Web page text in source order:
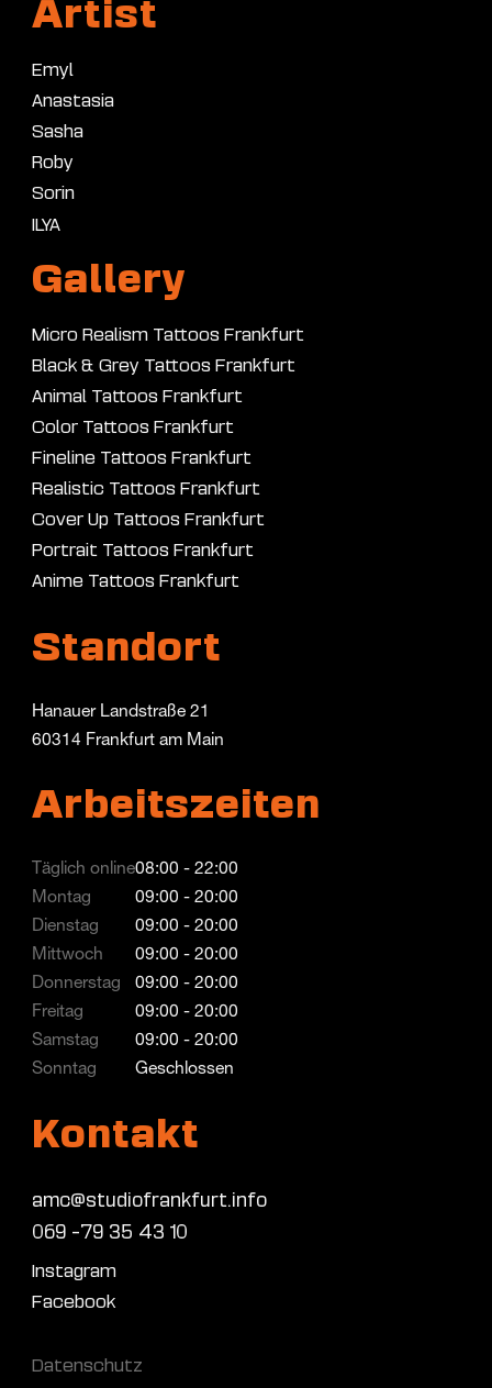
Artist
Emyl
Anastasia
Sasha
Roby
Sorin
ILYA
Gallery
Micro Realism Tattoos Frankfurt
Black & Grey Tattoos Frankfurt
Animal Tattoos Frankfurt
Color Tattoos Frankfurt
Fineline Tattoos Frankfurt
Realistic Tattoos Frankfurt
Cover Up Tattoos Frankfurt
Portrait Tattoos Frankfurt
Anime Tattoos Frankfurt
Standort
Hanauer Landstraße 21
60314 Frankfurt am Main
Arbeitszeiten
Täglich online
Montag
Dienstag
Mittwoch
Donnerstag
Freitag
Samstag
Sonntag
08:00 - 22:00
09:00 - 20:00
09:00 - 20:00
09:00 - 20:00
09:00 - 20:00
09:00 - 20:00
09:00 - 20:00
Geschlossen
Kontakt
amc@studiofrankfurt.info
069 -79 35 43 10
Instagram
Facebook
Datenschutz